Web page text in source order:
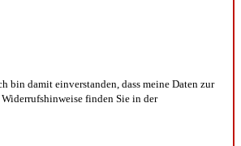
bin damit einverstanden, dass meine Daten zur
finden Sie in der